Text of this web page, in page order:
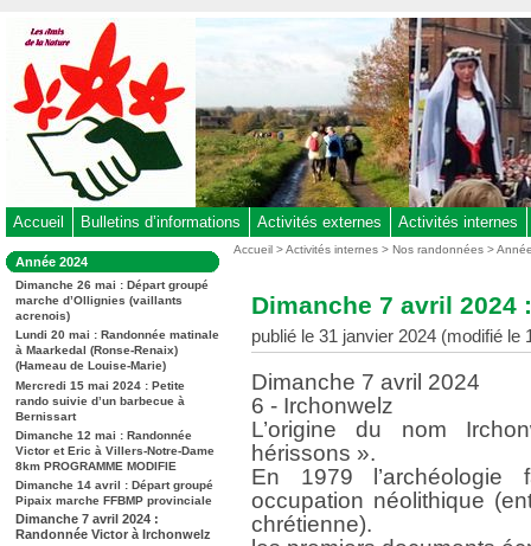
au
contenu
-
Aller
au
menu
-
à
la
recherche
Accueil Bulletins d’informations Activités externes Activités internes
Dans
la
rubrique
:
Année 2024
Dimanche 26 mai : Départ groupé
marche d’Ollignies (vaillants
acrenois)
Lundi 20 mai : Randonnée matinale
à Maarkedal (Ronse-Renaix)
(Hameau de Louise-Marie)
Mercredi 15 mai 2024 : Petite
rando suivie d’un barbecue à
Bernissart
Dimanche 12 mai : Randonnée
Victor et Eric à Villers-Notre-Dame
8km PROGRAMME MODIFIE
Dimanche 14 avril : Départ groupé
Pipaix marche FFBMP provinciale
Dimanche 7 avril 2024 :
Randonnée Victor à Irchonwelz
Vous
Accueil >Activités internes >Nos randonnées>
Dimanche 7 avril 2024
publié le 31 janvier 2024 (modifié le
Dimanche 7 avril 2024
6 - Irchonwelz
L’origine du nom
hérissons ».
En 1979 l’archéologie
occupation néolithique
chrétienne).